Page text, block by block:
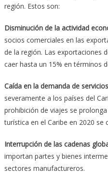
región. Estos son:
Disminución de la actividad
socios comerciales en las
de la región. Las exportaciones
caer hasta un 15% en términos
Caída en la demanda de
severamente a los países del
prohibición de viajes se
turística en el Caribe en 2020 se
Interrupción de las cadenas
importan partes y bienes
sectores manufactureros.